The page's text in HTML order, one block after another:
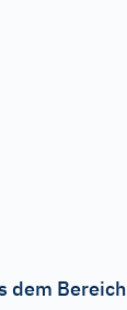
dem Bereich